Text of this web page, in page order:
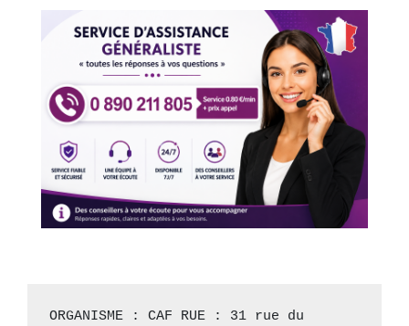
ORGANISME : CAF RUE : 31 rue du